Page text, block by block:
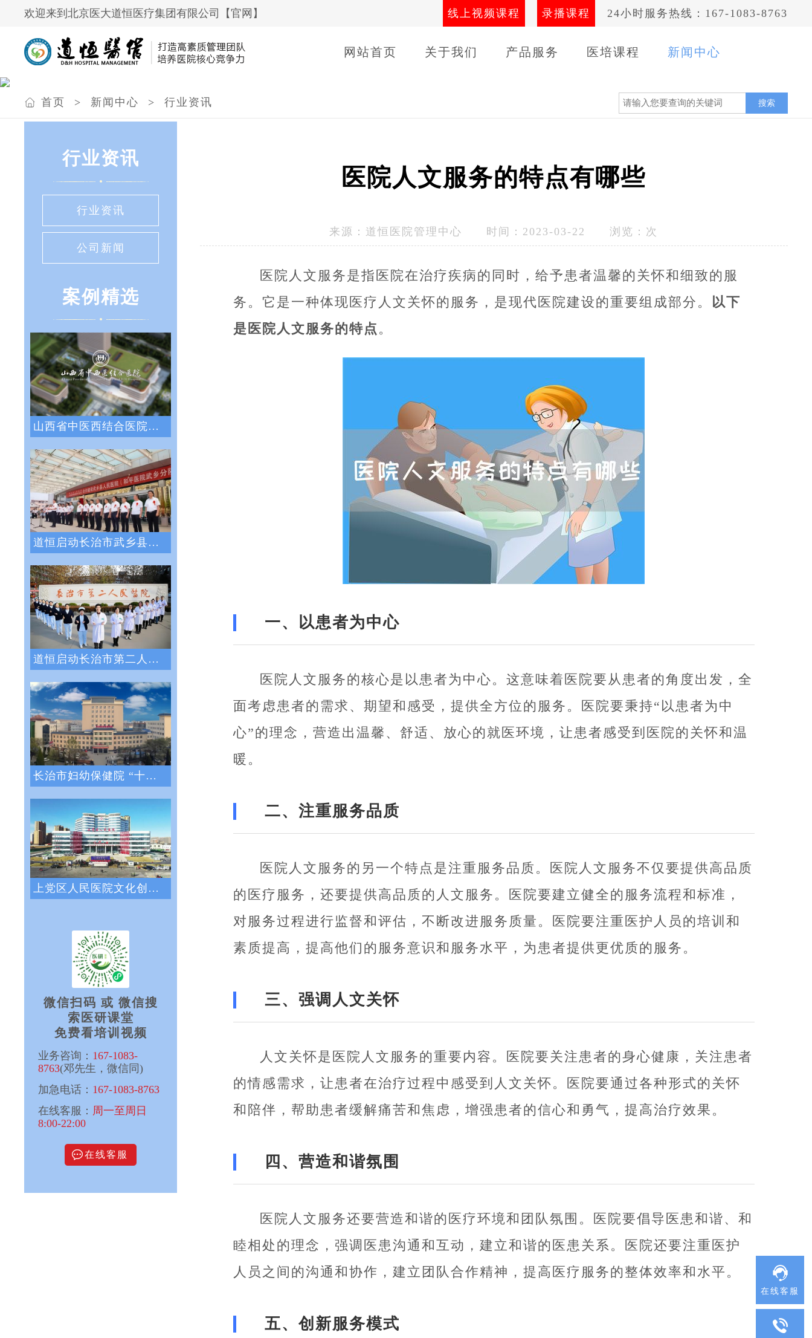
线上视频课程 录播课程 24小时服务热线：167-1083-8763
欢迎来到北京医大道恒医疗集团有限公司【官网】
网站首页 关于我们 产品服务 医培课程 新闻中心
在线客服
首页 > 新闻中心 > 行业资讯 搜索
行业资讯
行业资讯
公司新闻
案例精选
山西省中医西结合医院战略绩效管理咨询项目
道恒启动长治市武乡县人民医院绩效管理体系
道恒启动长治市第二人民医院绩效管理咨询服
长治市妇幼保健院 “十四五”医院战略与绩
上党区人民医院文化创新咨询项目正式启动
微信扫码 或 微信搜
索医研课堂
免费看培训视频
业务咨询： 167-1083-
8763(邓先生，微信同)
加急电话： 167-1083-8763
在线客服： 周一至周日
8:00-22:00
在线客服
医院人文服务的特点有哪些
来源： 道恒医院管理中心 时间：2023-03-22 浏览： 次
医院人文服务是指医院在治疗疾病的同时，给予患者温馨的关怀和细致的服
务。它是一种体现医疗人文关怀的服务，是现代医院建设的重要组成部分。 以下
是医院人文服务的特点 。
一、以患者为中心
医院人文服务的核心是以患者为中心。这意味着医院要从患者的角度出发，全
面考虑患者的需求、期望和感受，提供全方位的服务。医院要秉持“以患者为中
心”的理念，营造出温馨、舒适、放心的就医环境，让患者感受到医院的关怀和温
暖。
二、注重服务品质
医院人文服务的另一个特点是注重服务品质。医院人文服务不仅要提供高品质
的医疗服务，还要提供高品质的人文服务。医院要建立健全的服务流程和标准，
对服务过程进行监督和评估，不断改进服务质量。医院要注重医护人员的培训和
素质提高，提高他们的服务意识和服务水平，为患者提供更优质的服务。
三、强调人文关怀
人文关怀是医院人文服务的重要内容。医院要关注患者的身心健康，关注患者
的情感需求，让患者在治疗过程中感受到人文关怀。医院要通过各种形式的关怀
和陪伴，帮助患者缓解痛苦和焦虑，增强患者的信心和勇气，提高治疗效果。
四、营造和谐氛围
医院人文服务还要营造和谐的医疗环境和团队氛围。医院要倡导医患和谐、和
睦相处的理念，强调医患沟通和互动，建立和谐的医患关系。医院还要注重医护
人员之间的沟通和协作，建立团队合作精神，提高医疗服务的整体效率和水平。
五、创新服务模式